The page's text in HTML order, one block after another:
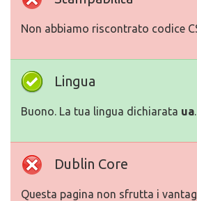
Non abbiamo riscontrato codice
Lingua
Buono. La tua lingua dichiarata ua.
Dublin Core
Questa pagina non sfrutta i